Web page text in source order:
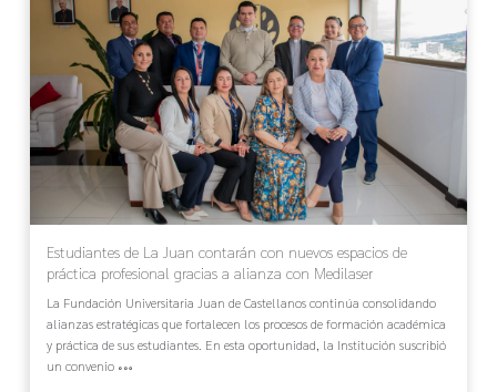
Estudiantes de La Juan contarán con nuevos espacios de
práctica profesional gracias a alianza con Medilaser
La Fundación Universitaria Juan de Castellanos continúa consolidando
alianzas estratégicas que fortalecen los procesos de formación académica
y práctica de sus estudiantes. En esta oportunidad, la Institución suscribió
un convenio